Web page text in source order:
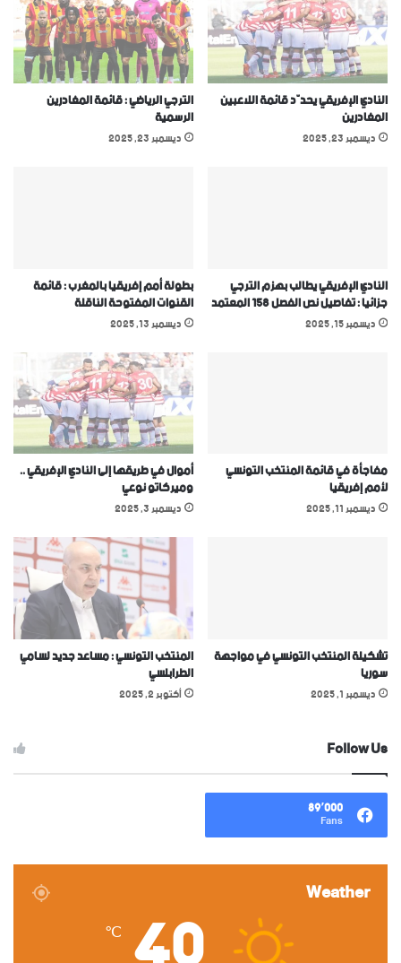
النادي الإفريقي يحدّد قائمة اللاعبين
المغادرين
ديسمبر 23, 2025
الترجي الرياضي : قائمة المغادرين
الرسمية
ديسمبر 23, 2025
النادي الإفريقي يطالب بهزم الترجي
جزائيا : تفاصيل نص الفصل 158 المعتمد
ديسمبر 15, 2025
بطولة أمم إفريقيا بالمغرب : قائمة
القنوات المفتوحة الناقلة
ديسمبر 13, 2025
مفاجأة في قائمة المنتخب التونسي
ﻷمم إفريقيا
ديسمبر 11, 2025
أموال في طريقها إلى النادي الإفريقي ..
وميركاتو نوعي
ديسمبر 3, 2025
تشكيلة المنتخب التونسي في مواجهة
سوريا
ديسمبر 1, 2025
المنتخب التونسي : مساعد جديد لسامي
الطرابلسي
أكتوبر 2, 2025
Follow Us
89٬000
Fans
Weather
℃